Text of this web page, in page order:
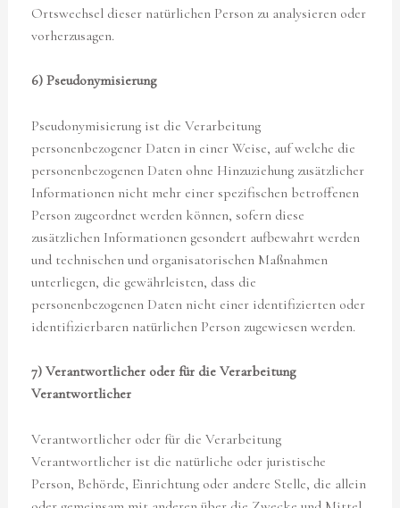
Ortswechsel dieser natürlichen Person zu analysieren oder
vorherzusagen.
6) Pseudonymisierung
Pseudonymisierung ist die Verarbeitung
personenbezogener Daten in einer Weise, auf welche die
personenbezogenen Daten ohne Hinzuziehung zusätzlicher
Informationen nicht mehr einer spezifischen betroffenen
Person zugeordnet werden können, sofern diese
zusätzlichen Informationen gesondert aufbewahrt werden
und technischen und organisatorischen Maßnahmen
unterliegen, die gewährleisten, dass die
personenbezogenen Daten nicht einer identifizierten oder
identifizierbaren natürlichen Person zugewiesen werden.
7) Verantwortlicher oder für die Verarbeitung
Verantwortlicher
Verantwortlicher oder für die Verarbeitung
Verantwortlicher ist die natürliche oder juristische
Person, Behörde, Einrichtung oder andere Stelle, die allein